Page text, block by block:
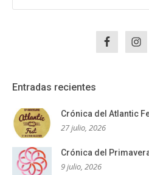
Entradas recientes
Crónica del Atlantic
27 julio, 2026
Crónica del
9 julio, 2026